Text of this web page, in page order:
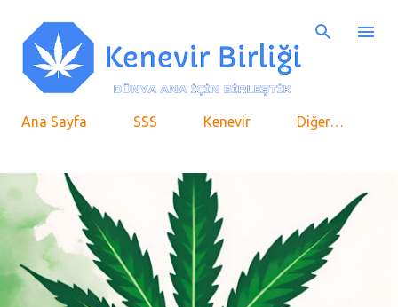
Ana Sayfa SSS Kenevir Diğer…